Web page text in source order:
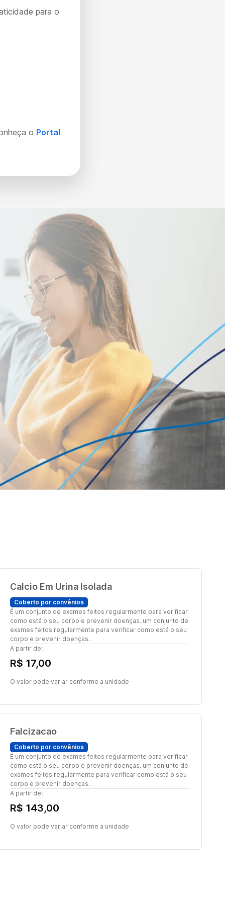
para o
o Portal
Calcio Em Urina Isolada
Coberto por convênios
É um conjunto de exames feitos regularmente para verificar
como está o seu corpo e prevenir doenças. um conjunto de
exames feitos regularmente para verificar como está o seu
corpo e prevenir doenças.
A partir de:
R$ 17,00
O valor pode variar conforme a unidade
Falcizacao
Coberto por convênios
É um conjunto de exames feitos regularmente para verificar
como está o seu corpo e prevenir doenças. um conjunto de
exames feitos regularmente para verificar como está o seu
corpo e prevenir doenças.
A partir de:
R$ 143,00
O valor pode variar conforme a unidade